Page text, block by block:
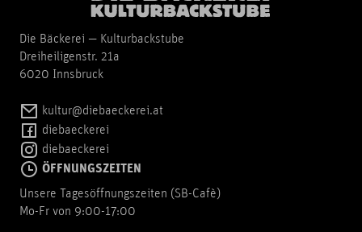
Die Bäckerei — Kulturbackstube
Dreiheiligenstr. 21a
6020 Innsbruck
kultur@diebaeckerei.at
diebaeckerei
diebaeckerei
ÖFFNUNGSZEITEN
Unsere Tagesöffnungszeiten (SB-Cafè)
Mo-Fr von 9:00-17:00